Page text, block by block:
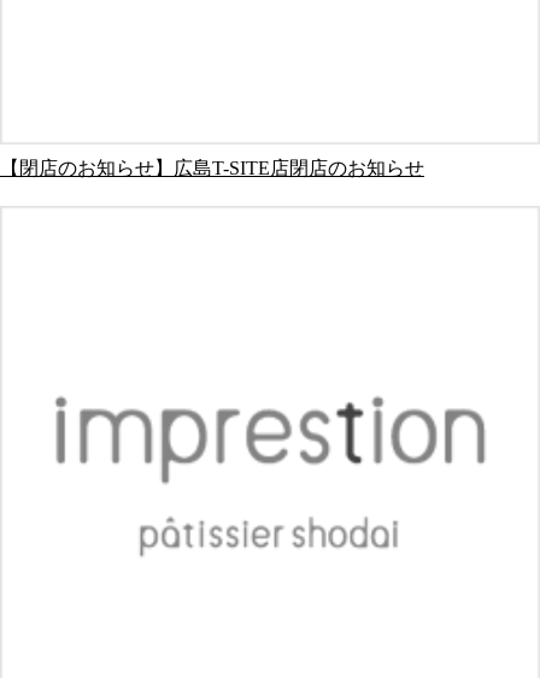
【閉店のお知らせ】広島T-SITE店閉店のお知らせ